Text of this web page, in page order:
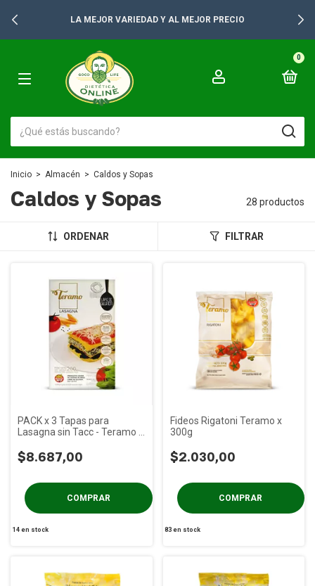
+2500 PRODUCTOS PARA TUS GONDOLAS
0
Inicio > Almacén > Caldos y Sopas
Caldos y Sopas 28 productos
ORDENAR FILTRAR
PACK x 3 Tapas para
Lasagna sin Tacc - Teramo x
$8.687,00
14en stock
Fideos Rigatoni Teramo x
300g
$2.030,00
83 en stock